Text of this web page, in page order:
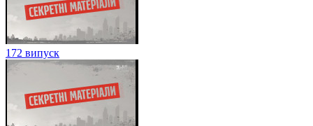
172 випуск